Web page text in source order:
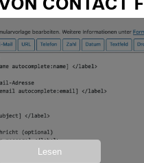
CONTACT
Lesen